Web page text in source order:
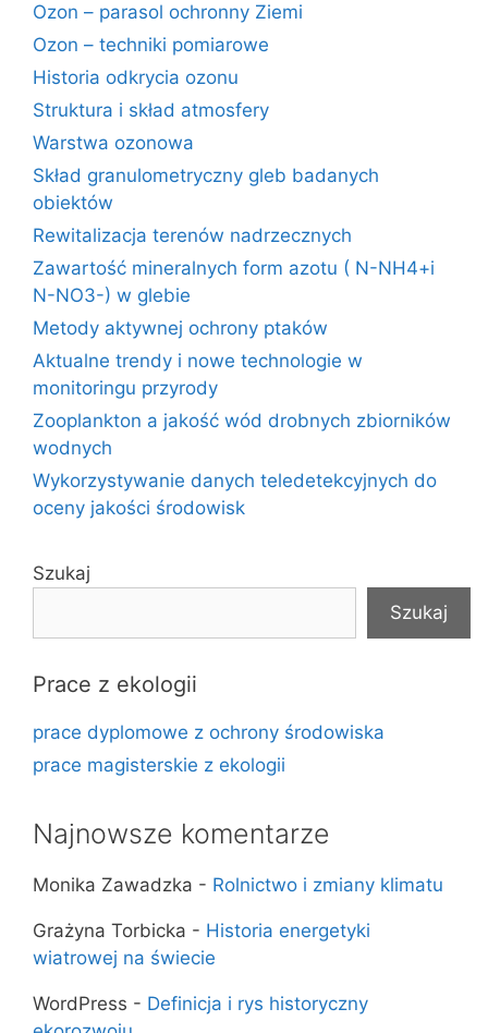
Ozon – parasol ochronny Ziemi
Ozon – techniki pomiarowe
Historia odkrycia ozonu
Struktura i skład atmosfery
Warstwa ozonowa
Skład granulometryczny gleb badanych
obiektów
Rewitalizacja terenów nadrzecznych
Zawartość mineralnych form azotu ( N-NH4+i
N-NO3-) w glebie
Metody aktywnej ochrony ptaków
Aktualne trendy i nowe technologie w
monitoringu przyrody
Zooplankton a jakość wód drobnych zbiorników
wodnych
Wykorzystywanie danych teledetekcyjnych do
oceny jakości środowisk
Szukaj
Szukaj
Prace z ekologii
prace dyplomowe z ochrony środowiska
prace magisterskie z ekologii
Najnowsze komentarze
Monika Zawadzka - Rolnictwo i zmiany klimatu
Grażyna Torbicka - Historia energetyki
wiatrowej na świecie
WordPress - Definicja i rys historyczny